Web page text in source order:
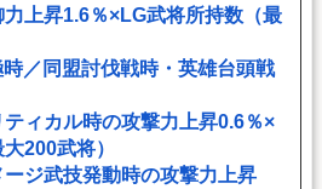
上昇1.6％×LG武将所持数（最
／同盟討伐戦時・英雄台頭戦
ィカル時の攻撃力上昇0.6％×
200武将）
ジ武技発動時の攻撃力上昇